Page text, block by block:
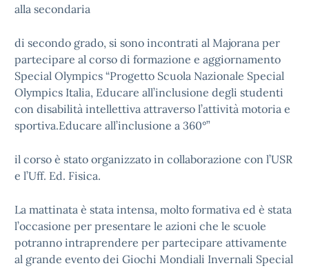
alla secondaria
di secondo grado, si sono incontrati al Majorana per
partecipare al corso di formazione e aggiornamento
Special Olympics “Progetto Scuola Nazionale Special
Olympics Italia, Educare all’inclusione degli studenti
con disabilità intellettiva attraverso l’attività motoria e
sportiva.Educare all’inclusione a 360°”
il corso è stato organizzato in collaborazione con l’USR
e l’Uff. Ed. Fisica.
La mattinata è stata intensa, molto formativa ed è stata
l’occasione per presentare le azioni che le scuole
potranno intraprendere per partecipare attivamente
al grande evento dei Giochi Mondiali Invernali Special